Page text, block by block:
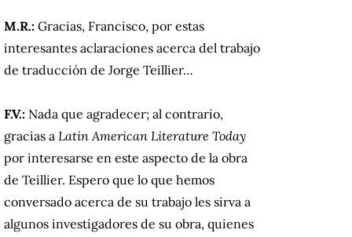
M.R.: Gracias, Francisco, por estas
interesantes aclaraciones acerca del trabajo
de traducción de Jorge Teillier…
F.V.: Nada que agradecer; al contrario,
gracias a Latin American Literature Today
por interesarse en este aspecto de la obra
de Teillier. Espero que lo que hemos
conversado acerca de su trabajo les sirva a
algunos investigadores de su obra, quienes